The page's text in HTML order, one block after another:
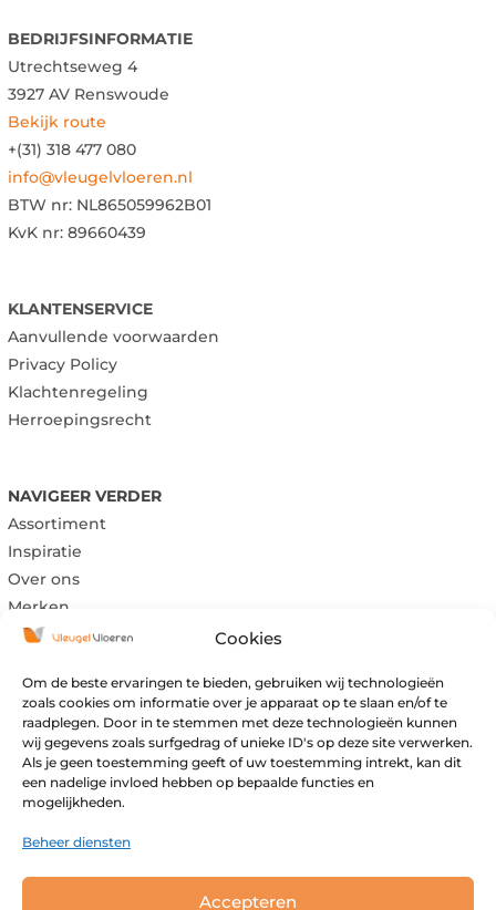
Cookies
Om de beste ervaringen te bieden, gebruiken wij technologieën
zoals cookies om informatie over je apparaat op te slaan en/of te
raadplegen. Door in te stemmen met deze technologieën kunnen
wij gegevens zoals surfgedrag of unieke ID's op deze site verwerken.
Als je geen toestemming geeft of uw toestemming intrekt, kan dit
een nadelige invloed hebben op bepaalde functies en
mogelijkheden.
Beheer diensten
Accepteren
BEDRIJFSINFORMATIE
Utrechtseweg 4
3927 AV Renswoude
Bekijk route
+(31) 318 477 080
info@vleugelvloeren.nl
BTW nr: NL865059962B01
KvK nr: 89660439
KLANTENSERVICE
Aanvullende voorwaarden
Privacy Policy
Klachtenregeling
Herroepingsrecht
NAVIGEER VERDER
Assortiment
Inspiratie
Over ons
Merken
Maandag:
Gesloten
Dinsdag:
Gesloten
Woensdag: 09:00 – 17:00
Donderdag: 09:00 – 17:00
Vrijdag:
09:00 – 17:00
Zaterdag:
09:00 – 16:00
Buiten openingstijden open op afspraak.